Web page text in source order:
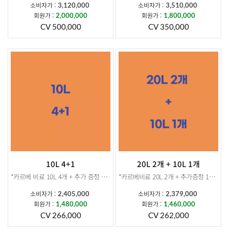
상품구성: 카르베비료200ml 125개
소비자가 : 2,600,000
회원가: 2,000,000
CV: 500,000
추가증정 :200ml 25개
소비자가 : 3,120,000
회원가 : 2,000,000
CV 500,000
*카르베비료 1L 30개 + 추가증정 1L 15개 *
상품구성: 카르베비료 1L 30개
소비자가 : 2,340,000
회원가:1,800,000
추가증정 : 1L 15개
회원가: 900,000
소비자가 : 3,510,000
회원가 : 1,800,000
CV 350,000
10L 4+1
*카르베 비료 10L 4개 + 추가 증정 10L 1개 *
상품구성: 카르베비료 10L 4개
소비자가 : 1,924,000
회원가: 1,480,000
CV : 320,000
소비자가 : 2,405,000
회원가 : 1,480,000
CV 266,000
20L 2개 + 10L 1개
*카르베비료 20L 2개 + 추가증정 10L 1개 *
상품구성: 카르베비료 20L 2개
소비자가 : 1,898,000
회원가: 1,460,000
CV : 262,000
소비자가 : 2,379,000
회원가 : 1,460,000
CV 262,000